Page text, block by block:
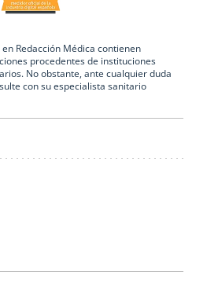
Redacción Médica contienen
procedentes de instituciones
No obstante, ante cualquier duda
con su especialista sanitario